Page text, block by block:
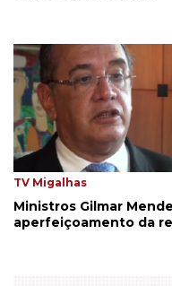
TV Migalhas
Ministros Gilmar
aperfeiçoamento da